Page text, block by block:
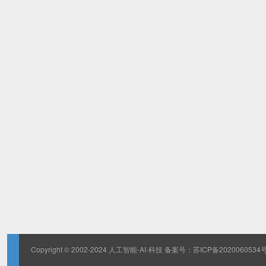
Copyright © 2002-2024 人工智能-AI-科技 备案号： 苏ICP备2020060534